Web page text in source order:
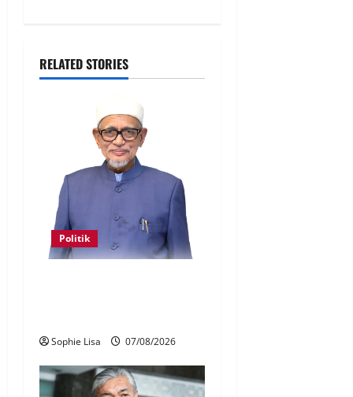
RELATED STORIES
Politik
Sophie Lisa 07/08/2026